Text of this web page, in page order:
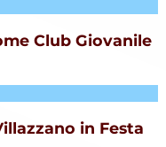
Club Giovanile
in Festa